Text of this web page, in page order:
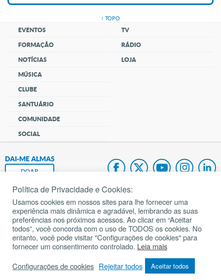
↑ TOPO
EVENTOS
FORMAÇÃO
NOTÍCIAS
MÚSICA
CLUBE
SANTUÁRIO
COMUNIDADE
SOCIAL
TV
RÁDIO
LOJA
DAI-ME ALMAS
DOAR
Fundação João Paulo II
Pedido de Oração
Mapa do site
Todos os direitos reservados.
Política de Privacidade e Cookies:
Usamos cookies em nossos sites para lhe fornecer uma
experiência mais dinâmica e agradável, lembrando as suas
preferências nos próximos acessos. Ao clicar em “Aceitar
todos”, você concorda com o uso de TODOS os cookies. No
entanto, você pode visitar "Configurações de cookies" para
fornecer um consentimento controlado. Leia mais
Configurações de cookies Rejeitar todos Aceitar todos